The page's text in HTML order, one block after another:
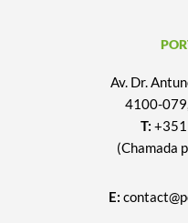
Av. Dr.
4100-
T:
(Chamada
E: